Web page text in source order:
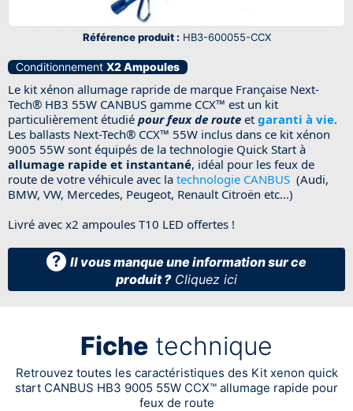
Référence produit : HB3-600055-CCX
Conditionnement X2 Ampoules
Le kit xénon allumage rapride de marque Française Next-
Tech® HB3 55W CANBUS gamme CCX™ est un kit
particulièrement étudié pour feux de route et garanti à vie.
Les ballasts Next-Tech® CCX™ 55W inclus dans ce kit xénon
9005 55W sont équipés de la technologie Quick Start à
allumage rapide et instantané, idéal pour les feux de
route de votre véhicule avec la technologie CANBUS (Audi,
BMW, VW, Mercedes, Peugeot, Renault Citroën etc...)
Livré avec x2 ampoules T10 LED offertes !
? Il vous manque une information sur ce
produit ? Cliquez ici
Fiche technique
Retrouvez toutes les caractéristiques des Kit xenon quick
start CANBUS HB3 9005 55W CCX™ allumage rapide pour
feux de route